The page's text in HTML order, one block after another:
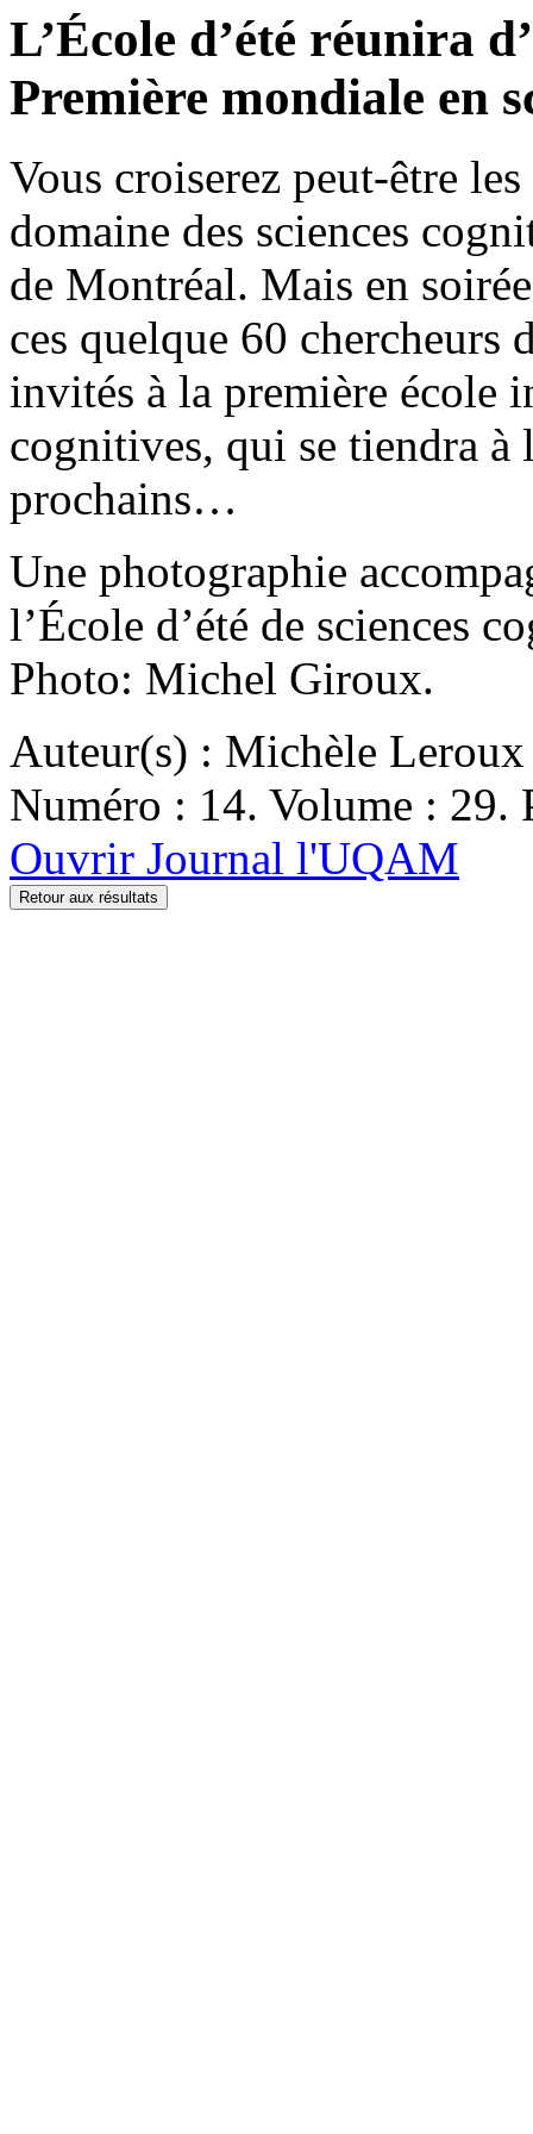
L’École d’été réunira
Première mondiale en
Vous croiserez peut-être
domaine des sciences
de Montréal. Mais en
ces quelque 60 chercheurs
invités à la première école
cognitives, qui se tiendra
prochains…
Une photographie
l’École d’été de sciences
Photo: Michel Giroux.
Auteur(s) : Michèle Leroux
Numéro : 14. Volume : 29.
Ouvrir Journal l'UQAM
Retour aux résultats